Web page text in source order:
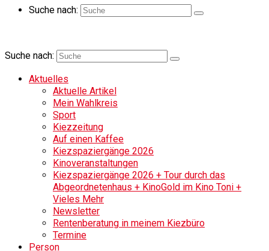
Suche nach:
Suche nach:
Aktuelles
Aktuelle Artikel
Mein Wahlkreis
Sport
Kiezzeitung
Auf einen Kaffee
Kiezspaziergänge 2026
Kinoveranstaltungen
Kiezspaziergänge 2026 + Tour durch das
Abgeordnetenhaus + KinoGold im Kino Toni +
Vieles Mehr
Newsletter
Rentenberatung in meinem Kiezbüro
Termine
Person